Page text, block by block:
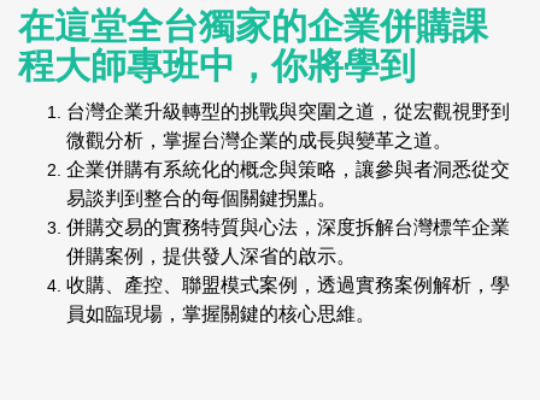
在這堂全台獨家的企業併購課
程大師專班中，你將學到
台灣企業升級轉型的挑戰與突圍之道，從宏觀視野到
微觀分析，掌握台灣企業的成長與變革之道。
企業併購有系統化的概念與策略，讓參與者洞悉從交
易談判到整合的每個關鍵拐點。
併購交易的實務特質與心法，深度拆解台灣標竿企業
併購案例，提供發人深省的啟示。
收購、產控、聯盟模式案例，透過實務案例解析，學
員如臨現場，掌握關鍵的核心思維。